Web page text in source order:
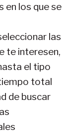
en los que se
las
te interesen,
el tipo
total
de buscar